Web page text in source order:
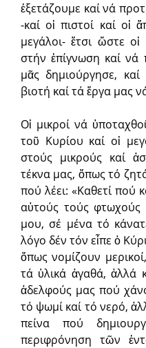
ἐξετάζουμε καί νά
-καί οἱ πιστοί καί οἱ
μεγάλοι- ἔτσι ὥστε
στήν ἐπίγνωση καί
μᾶς δημιούργησε,
βιοτή καί τά ἔργα μας
Οἱ μικροί νά
τοῦ Κυρίου καί οἱ
στούς μικρούς καί
τέκνα μας, ὅπως τό
πού λέει: «Καθετί πού
αὐτούς τούς φτωχούς
μου, σέ μένα τό
λόγο δέν τόν εἶπε ὁ
ὅπως νομίζουν
τά ὑλικά ἀγαθά, ἀλλά
ἀδελφούς μας πού
τό ψωμί καί τό νερό,
πείνα πού
περιφρόνηση τῶν